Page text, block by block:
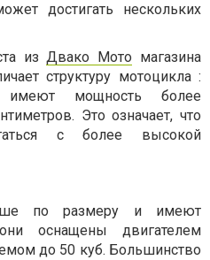
достигать нескольких
изДвако Мото магазина
структуру мотоцикла :
имеют мощность более
Это означает, что
с более высокой
по размеру и имеют
оснащены двигателем
до 50 куб. Большинство